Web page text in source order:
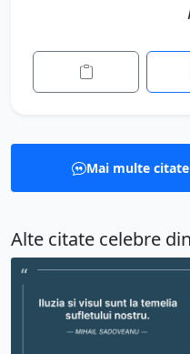
Mai multe
Alte citate celebre din